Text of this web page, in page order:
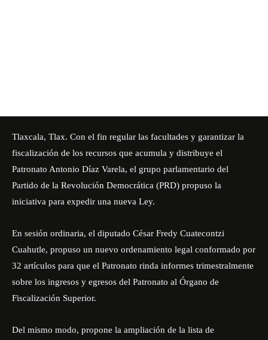
Tlaxcala, Tlax. Con el fin regular las facultades y garantizar la
fiscalización de los recursos que acumula y distribuye el
Patronato Antonio Díaz Varela, el grupo parlamentario del
Partido de la Revolución Democrática (PRD) propuso la
iniciativa para expedir una nueva Ley.
En sesión ordinaria, el diputado César Fredy Cuatecontzi
Cuahutle, propuso un nuevo ordenamiento legal conformado por
32 artículos para que el Patronato rinda informes trimestralmente
sobre los ingresos y egresos del Patronato al Órgano de
Fiscalización Superior.
Del mismo modo, propone la ampliación de la lista de